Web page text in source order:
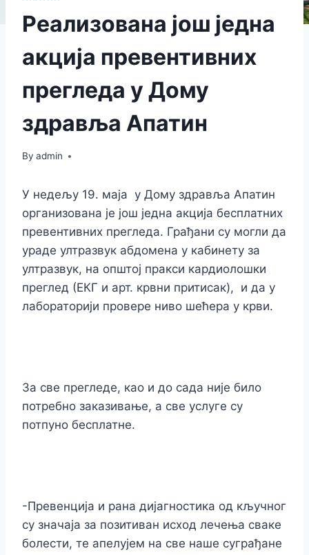
Реализована још једна
акција превентивних
прегледа у Дому
здравља Апатин
By admin
У недељу 19. маја у Дому здравља Апатин
организована је још једна акција бесплатних
превентивних прегледа. Грађани су могли да
ураде ултразвук абдомена у кабинету за
ултразвук, на општој пракси кардиолошки
преглед (ЕКГ и арт. крвни притисак), и да у
лабораторији провере ниво шећера у крви.
За све прегледе, као и до сада није било
потребно заказивање, а све услуге су
потпуно бесплатне.
-Превенција и рана дијагностика од кључног
су значаја за позитиван исход лечења сваке
болести, те апелујем на све наше суграђане